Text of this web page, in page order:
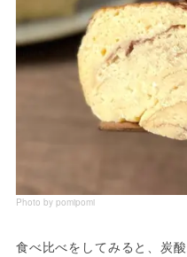
Photo by pomipomi
食べ比べをしてみると、炭